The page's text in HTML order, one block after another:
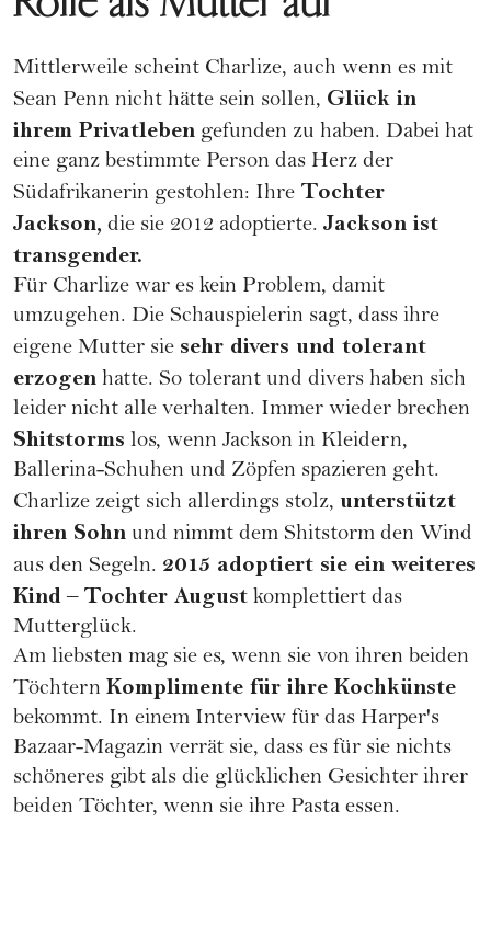
Mittlerweile scheint Charlize, auch wenn es mit
Sean Penn nicht hätte sein sollen, Glück in
ihrem Privatleben gefunden zu haben. Dabei hat
eine ganz bestimmte Person das Herz der
Südafrikanerin gestohlen: Ihre Tochter
Jackson, die sie 2012 adoptierte. Jackson ist
transgender.
Für Charlize war es kein Problem, damit
umzugehen. Die Schauspielerin sagt, dass ihre
eigene Mutter sie sehr divers und tolerant
erzogen hatte. So tolerant und divers haben sich
leider nicht alle verhalten. Immer wieder brechen
Shitstorms los, wenn Jackson in Kleidern,
Ballerina-Schuhen und Zöpfen spazieren geht.
Charlize zeigt sich allerdings stolz, unterstützt
ihren Sohn und nimmt dem Shitstorm den Wind
aus den Segeln. 2015 adoptiert sie ein weiteres
Kind– Tochter August komplettiert das
Mutterglück.
Am liebsten mag sie es, wenn sie von ihren beiden
Töchtern Komplimente für ihre Kochkünste
bekommt. In einem Interview für das Harper's
Bazaar-Magazin verrät sie, dass es für sie nichts
schöneres gibt als die glücklichen Gesichter ihrer
beiden Töchter, wenn sie ihre Pasta essen.